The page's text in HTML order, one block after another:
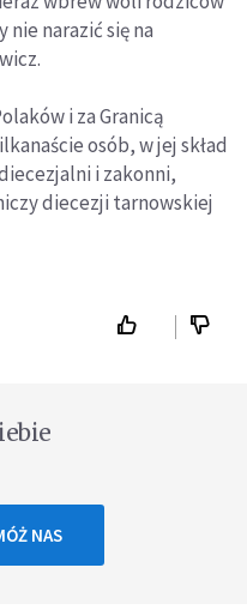
nie narazić się na
i za Granicą
osób, w jej skład
i zakonni,
diecezji tarnowskiej
NAS